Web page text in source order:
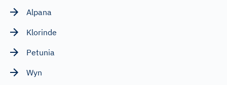
Alpana
Klorinde
Petunia
Wyn